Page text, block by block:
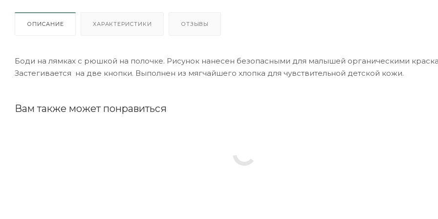
ОПИСАНИЕ ХАРАКТЕРИСТИКИ ОТЗЫВЫ
Боди на лямках с рюшкой на полочке. Рисунок нанесен безопасными для малышей органическими
Застегивается на две кнопки. Выполнен из мягчайшего хлопка для чувствительной детской кожи.
Вам также может понравиться